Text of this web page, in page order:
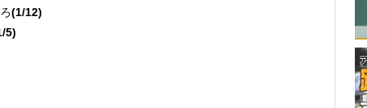
(1/12)
5)